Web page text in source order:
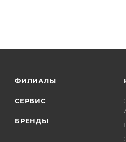
ФИЛИАЛЫ
СЕРВИС
БРЕНДЫ